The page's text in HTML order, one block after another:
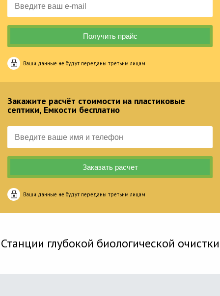
Ваши данные не будут переданы третьим лицам
Закажите расчёт стоимости на пластиковые
септики, Емкости бесплатно
Ваши данные не будут переданы третьим лицам
Станции глубокой биологической очистки